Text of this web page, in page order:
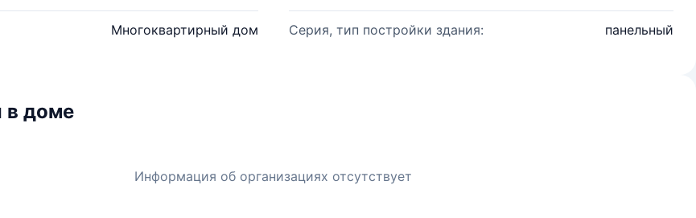
Многоквартирный дом Серия, тип постройки здания: панельный
в доме
Информация об организациях отсутствует